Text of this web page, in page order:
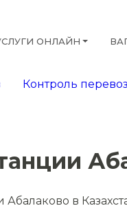
ОНЛАЙН
Контроль
в